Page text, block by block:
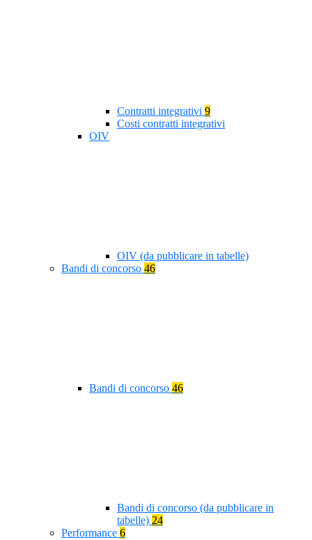
Contratti integrativi 9
Costi contratti integrativi
OIV
OIV (da pubblicare in tabelle)
Bandi di concorso 46
Bandi di concorso 46
Bandi di concorso (da pubblicare in
tabelle) 24
Performance 6